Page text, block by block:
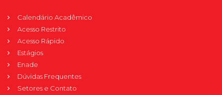
Calendário Acadêmico
Acesso Restrito
Acesso Rápido
Estágios
Enade
Dúvidas Frequentes
Setores e Contato